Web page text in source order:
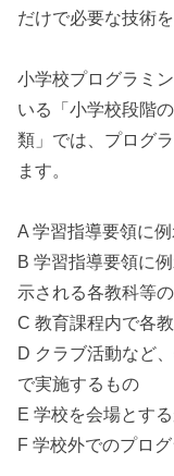
だけで必要な技術
小学校プログラミ
いる「小学校段階
類」では、プログ
ます。
A 学習指導要領に
B 学習指導要領に
示される各教科等
C 教育課程内で各
D クラブ活動など
で実施するもの
E 学校を会場とす
F 学校外でのプロ